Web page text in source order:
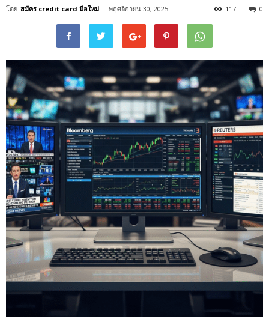
โดย สมัคร credit card มือใหม่ - พฤศจิกายน 30, 2025 0
117